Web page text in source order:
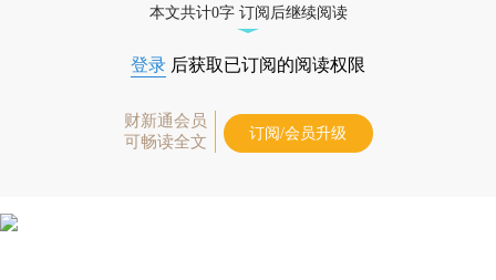
本文共计0字 订阅后继续阅读
登录 后获取已订阅的阅读权限
财新通会员
可畅读全文
订阅/会员升级